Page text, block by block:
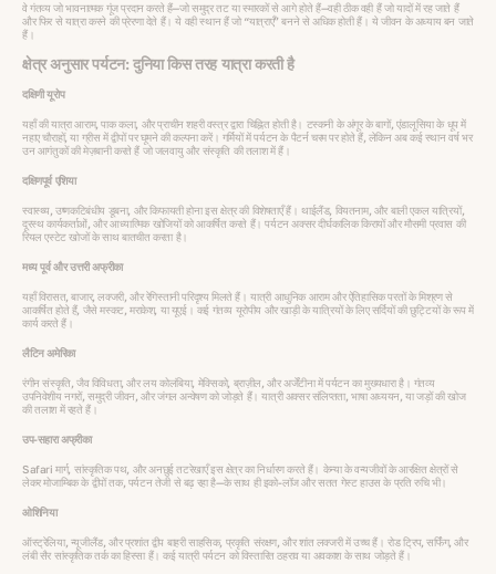
वे गंतव्य जो भावनात्मक गूंज प्रदान करते हैं—जो समुद्र तट या स्मारकों से आगे होते हैं—वही ठीक वही हैं जो यादों में रह जाते हैं
और फिर से यात्रा करने की प्रेरणा देते हैं। ये वही स्थान हैं जो “यात्राएँ” बनने से अधिक होती हैं। ये जीवन के अध्याय बन जाते
हैं।
क्षेत्र अनुसार पर्यटन: दुनिया किस तरह यात्रा करती है
दक्षिणी यूरोप
यहाँ की यात्रा आराम, पाक कला, और प्राचीन शहरी वस्त्र द्वारा चिह्नित होती है। टस्कनी के अंगूर के बागों, एंडालूसिया के धूप में
नहाए चौराहों, या ग्रीस में द्वीपों पर घूमने की कल्‍पना करें। गर्मियों में पर्यटन के पैटर्न चरम पर होते हैं, लेकिन अब कई स्थान वर्ष भर
उन आगंतुकों की मेज़बानी करते हैं जो जलवायु और संस्कृति की तलाश में हैं।
दक्षिणपूर्व एशिया
स्वास्थ्य, उष्णकटिबंधीय डूबना, और किफायती होना इस क्षेत्र की विशेषताएँ हैं। थाईलैंड, वियतनाम, और बाली एकल यात्रियों,
दूरस्थ कार्यकर्ताओं, और आध्यात्मिक खोजियों को आकर्षित करते हैं। पर्यटन अक्सर दीर्घकालिक किरायों और मौसमी प्रवास की
रियल एस्टेट खोजों के साथ बातचीत करता है।
मध्य पूर्व और उत्तरी अफ्रीका
यहाँ विरासत, बाजार, लक्जरी, और रेगिस्तानी परिदृश्य मिलते हैं। यात्री आधुनिक आराम और ऐतिहासिक परतों के मिश्रण से
आकर्षित होते हैं, जैसे मस्कट, मराकेश, या यूएई। कई गंतव्य यूरोपीय और खाड़ी के यात्रियों के लिए सर्दियों की छुट्टियों के रूप में
कार्य करते हैं।
लैटिन अमेरिका
रंगीन संस्कृति, जैव विविधता, और लय कोलंबिया, मेक्सिको, ब्राज़ील, और अर्जेंटीना में पर्यटन का मुख्यधारा है। गंतव्य
उपनिवेशीय नगरों, समुद्री जीवन, और जंगल अन्वेषण को जोड़ते हैं। यात्री अक्सर संलिप्तता, भाषा अध्ययन, या जड़ों की खोज
की तलाश में रहते हैं।
उप-सहारा अफ्रीका
Safari मार्ग, सांस्कृतिक पथ, और अनछुई तटरेखाएँ इस क्षेत्र का निर्धारण करते हैं। केन्या के वन्यजीवों के आरक्षित क्षेत्रों से
लेकर मोजाम्बिक के द्वीपों तक, पर्यटन तेजी से बढ़ रहा है—के साथ ही इको-लॉज और सतत गेस्ट हाउस के प्रति रुचि भी।
ओशिनिया
ऑस्ट्रेलिया, न्यूजीलैंड, और प्रशांत द्वीप बाहरी साहसिक, प्रकृति संरक्षण, और शांत लक्जरी में उच्च हैं। रोड ट्रिप, सर्फिंग, और
लंबी सैर सांस्कृतिक तर्क का हिस्सा हैं। कई यात्री पर्यटन को विस्तारित ठहराव या अवकाश के साथ जोड़ते हैं।